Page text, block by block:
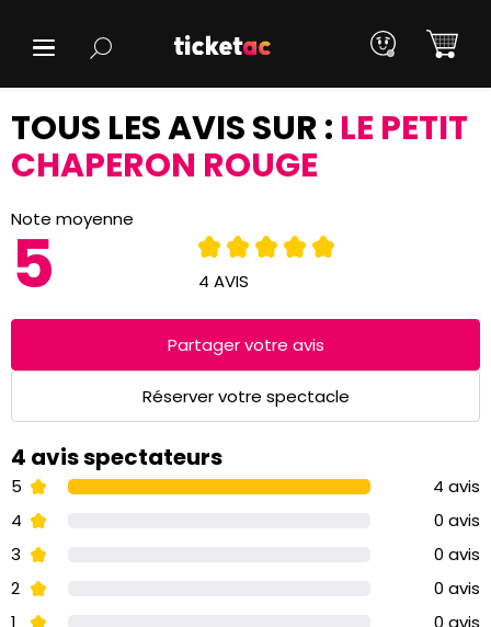
TOUS LES AVIS SUR : LE PETIT
CHAPERON ROUGE
Note moyenne
5 4 AVIS
Réserver votre spectacle
Partager votre avis
4 avis spectateurs
5
4 avis
4
0 avis
3
0 avis
2
0 avis
1
0 avis